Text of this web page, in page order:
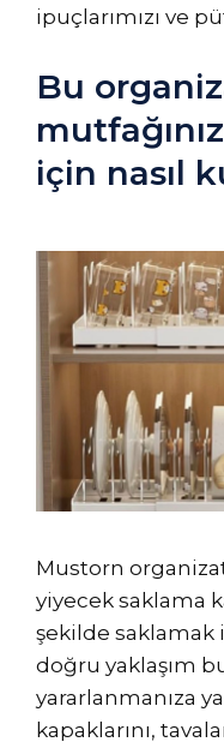
ipuçlarımızı ve
Bu
için nasıl
Mustorn
yiyecek saklama
şekilde saklamak
doğru yaklaşım
yararlanmanıza
kapaklarını,